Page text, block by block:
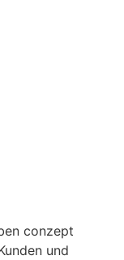
conzept
und